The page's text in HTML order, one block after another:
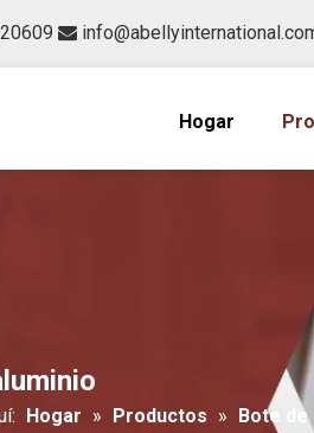

Hogar
Hogar » Productos » Bote de